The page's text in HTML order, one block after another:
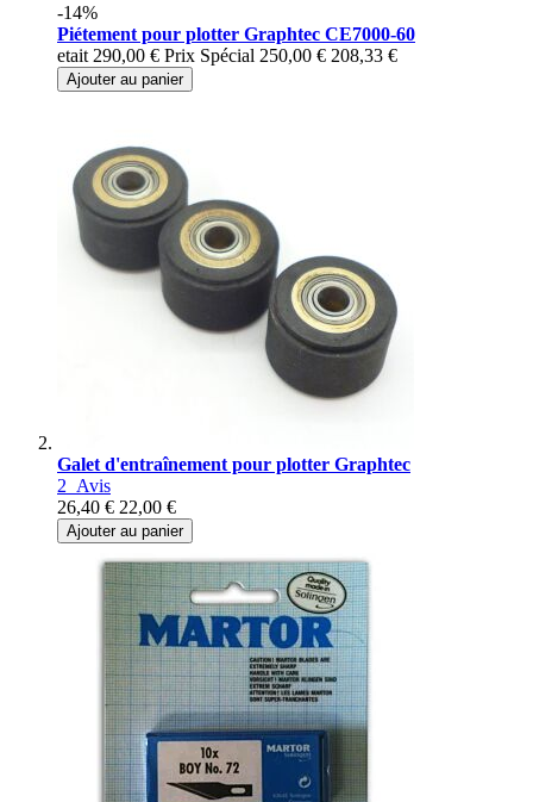
-14%
Piétement pour plotter Graphtec CE7000-60
etait 290,00 € Prix Spécial 250,00 € 208,33 €
Ajouter au panier
Galet d'entraînement pour plotter Graphtec
2 Avis
26,40 € 22,00 €
Ajouter au panier